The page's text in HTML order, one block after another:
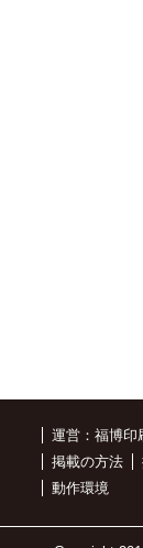
運営：福博印
掲載の方法
動作環境